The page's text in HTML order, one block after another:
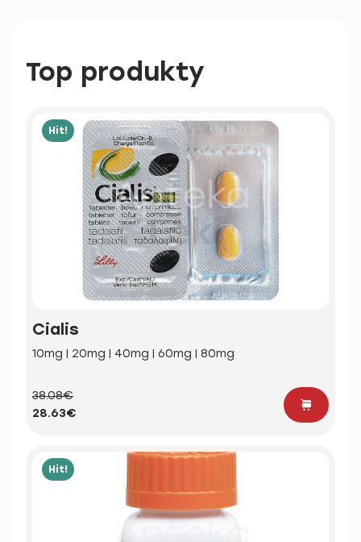
Top produkty
Hit!
Cialis
10mg | 20mg | 40mg | 60mg | 80mg
38.08€
28.63€
Hit!